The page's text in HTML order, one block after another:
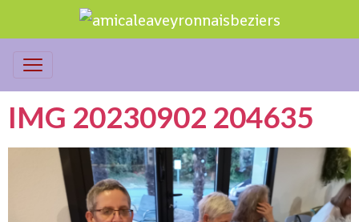
IMG 20230902 204635